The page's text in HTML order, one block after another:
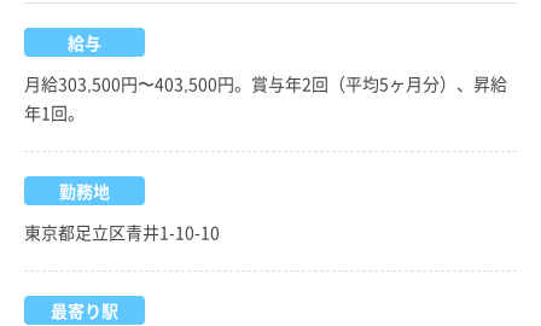
給与
月給303,500円〜403,500円。賞与年2回（平均5ヶ月分）、昇給
年1回。
勤務地
東京都足立区青井1-10-10
最寄り駅